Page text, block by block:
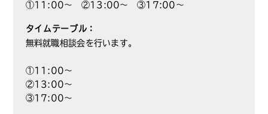
①11:00～ ②13:00～ ③17:00～
タイムテーブル：
無料就職相談会を行います。
①11:00～
②13:00～
③17:00～